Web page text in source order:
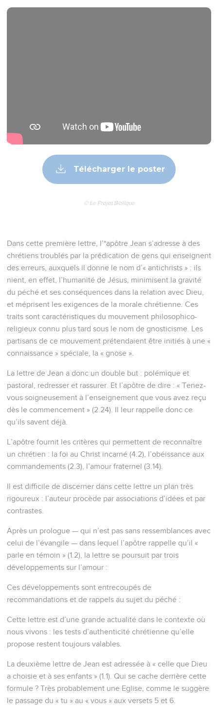
Télécharger le poster
© Le Projet Biblique
Dans cette première lettre, l’*apôtre Jean s’adresse à des
chrétiens troublés par la prédication de gens qui enseignent
des erreurs, auxquels il donne le nom d’« antichrists » : ils
nient, en effet, l’humanité de Jésus, minimisent la gravité
du péché et ses conséquences dans la relation avec Dieu,
et méprisent les exigences de la morale chrétienne. Ces
traits sont caractéristiques du mouvement philosophico-
religieux connu plus tard sous le nom de gnosticisme. Les
partisans de ce mouvement prétendaient être initiés à une «
connaissance » spéciale, la « gnose ».
La lettre de Jean a donc un double but : polémique et
pastoral, redresser et rassurer. Et l’apôtre de dire : « Tenez-
vous soigneusement à l’enseignement que vous avez reçu
dès le commencement » (2.24). Il leur rappelle donc ce
qu’ils savent déjà.
L’apôtre fournit les critères qui permettent de reconnaître
un chrétien : la foi au Christ incarné (4.2), l’obéissance aux
commandements (2.3), l’amour fraternel (3.14).
Il est difficile de discerner dans cette lettre un plan très
rigoureux : l’auteur procède par associations d’idées et par
contrastes.
Après un prologue — qui n’est pas sans ressemblances avec
celui de l’évangile — dans lequel l’apôtre rappelle qu’il «
parle en témoin » (1.2), la lettre se poursuit par trois
développements sur l’amour :
Ces développements sont entrecoupés de
recommandations et de rappels au sujet du péché :
Cette lettre est d’une grande actualité dans le contexte où
nous vivons : les tests d’authenticité chrétienne qu’elle
propose restent toujours valables.
La deuxième lettre de Jean est adressée à « celle que Dieu
a choisie et à ses enfants » (1.1). Qui se cache derrière cette
formule ? Très probablement une Eglise, comme le suggère
le passage du « tu » au « vous » aux versets 5 et 6.